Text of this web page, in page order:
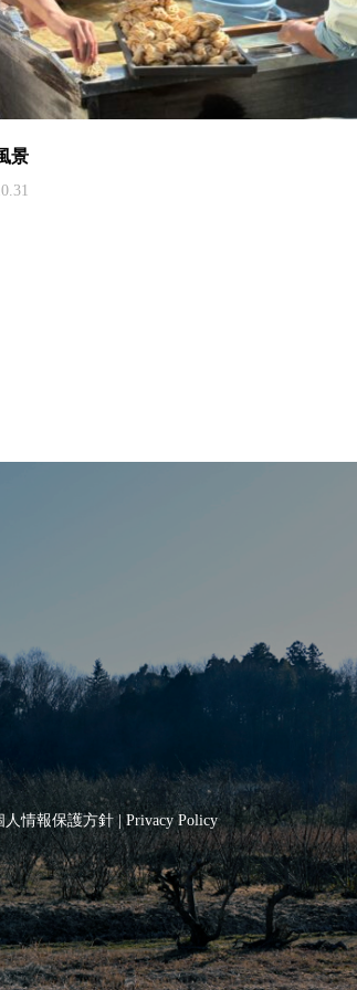
景
人情報保護方針 | Privacy Policy